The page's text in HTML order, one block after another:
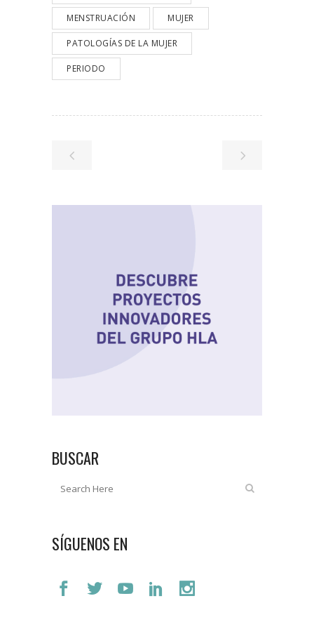
MENSTRUACIÓN MUJER
PATOLOGÍAS DE LA MUJER
PERIODO
BUSCAR
SÍGUENOS EN